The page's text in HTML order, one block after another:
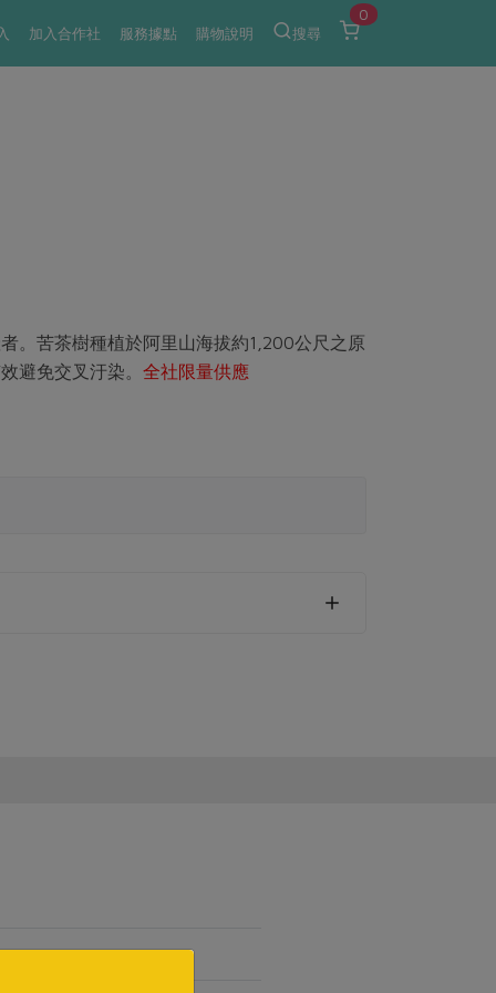
加入合作社 服務據點 購物說明 搜尋
0
。苦茶樹種植於阿里山海拔約1,200公尺之原
避免交叉汙染。 全社限量供應